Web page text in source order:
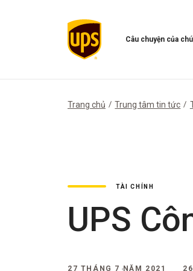
Câu chuyện của
chúng
Trang chủ Trung tâm tin tức
TÀI CHÍNH
UPS
27 THÁNG 7 NĂM 2021